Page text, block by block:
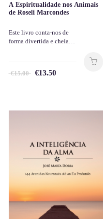
A Espiritualidade nos Animais
de Roseli Marcondes
Este livro conta-nos de
forma divertida e cheia…
€15.00 €13.50